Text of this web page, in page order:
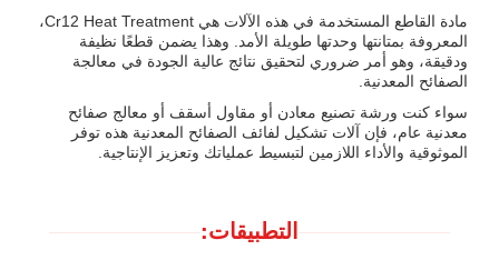
مادة القاطع المستخدمة في هذه الآلات هي Cr12 Heat Treatment،
المعروفة بمتانتها وحدتها طويلة الأمد. وهذا يضمن قطعًا نظيفة
ودقيقة، وهو أمر ضروري لتحقيق نتائج عالية الجودة في معالجة
الصفائح المعدنية.
سواء كنت ورشة تصنيع معادن أو مقاول أسقف أو معالج صفائح
معدنية عام، فإن آلات تشكيل لفائف الصفائح المعدنية هذه توفر
الموثوقية والأداء اللازمين لتبسيط عملياتك وتعزيز الإنتاجية.
التطبيقات: